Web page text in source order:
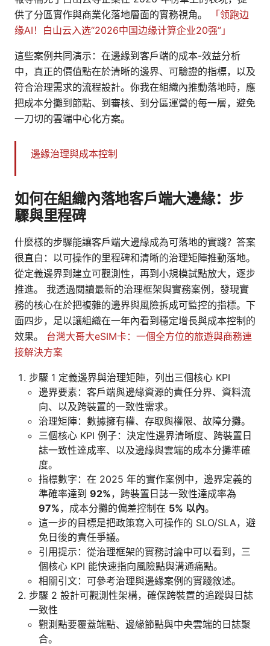
供了分區實作與商業化落地層面的實務視角。
「领跑边
缘AI！白山云入选“2026中国边缘计算企业20强”」
這些案例共同演示：在邊緣到客戶端的成本-效益分析
中，真正的價值點在於清晰的邊界、可驗證的指標，以及
符合治理需求的流程設計。你我在組織內推動落地時，應
把成本分攤到節點、到審核、到分區運營的每一層，避免
一刀切的雲端中心化方案。
邊緣治理與成本控制
如何在組織內落地客戶端大邊緣：步
驟與里程碑
什麼樣的步驟能讓客戶端大邊緣成為可落地的實踐？答案
很直白：以可操作的里程碑和清晰的治理矩陣推動落地。
從定義邊界到建立可觀測性，再到小規模試點放大，逐步
推進。 我透過閱讀最新的治理框架與實務案例，發現實
務的核心在於把複雜的邊界與風險拆成可監控的指標。下
面四步，足以讓組織在一年內看到穩定增長與成本控制的
效果。 台灣大哥大eSIM卡：一個全方位的旅遊與商務連
接解決方案
步驟 1 定義邊界與治理矩陣，列出三個核心 KPI
邊界要素：客戶端與邊緣資源的責任分界、資料流
向、以及跨裝置的一致性需求。
治理矩陣：數據擁有權、存取與權限、故障分攤。
三個核心 KPI 例子：決定性邊界清晰度、跨裝置日
誌一致性達成率、以及邊緣與雲端的成本分攤準確
度。
指標數字：在 2025 年的實作案例中，邊界定義的
準確率達到 92%，跨裝置日誌一致性達成率為
97%，成本分攤的偏差控制在 5% 以內。
這一步的目標是把政策寫入可操作的 SLO/SLA，避
免日後的責任爭議。
引用提示：從治理框架的實務討論中可以看到，三
個核心 KPI 能快速指向風險點與溝通痛點。
相關引文：可參考治理與邊緣案例的實踐敘述。
步驟 2 設計可觀測性架構，確保跨裝置的追蹤與日誌
一致性
觀測點要覆蓋端點、邊緣節點與中央雲端的日誌聚
合。